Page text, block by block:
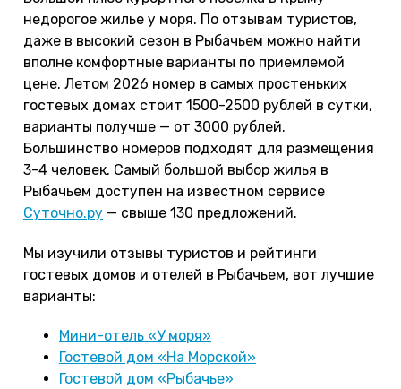
недорогое жилье у моря. По отзывам туристов,
даже в высокий сезон в Рыбачьем можно найти
вполне комфортные варианты по приемлемой
цене. Летом 2026 номер в самых простеньких
гостевых домах стоит 1500-2500 рублей в сутки,
варианты получше — от 3000 рублей.
Большинство номеров подходят для размещения
3-4 человек. Самый большой выбор жилья в
Рыбачьем доступен на известном сервисе
Суточно.ру — свыше 130 предложений.
Мы изучили отзывы туристов и рейтинги
гостевых домов и отелей в Рыбачьем, вот лучшие
варианты:
Мини-отель «У моря»
Гостевой дом «На Морской»
Гостевой дом «Рыбачье»